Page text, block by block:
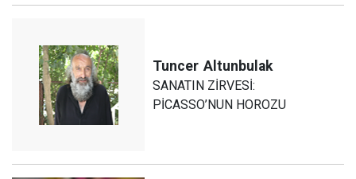
Tuncer Altunbulak
SANATIN ZİRVESİ:
PİCASSO’NUN HOROZU